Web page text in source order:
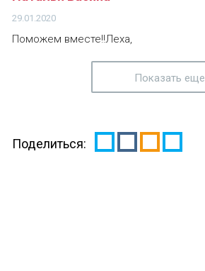
29.01.2020
Поможем вместе!!Леха,
Показать еще
Поделиться: